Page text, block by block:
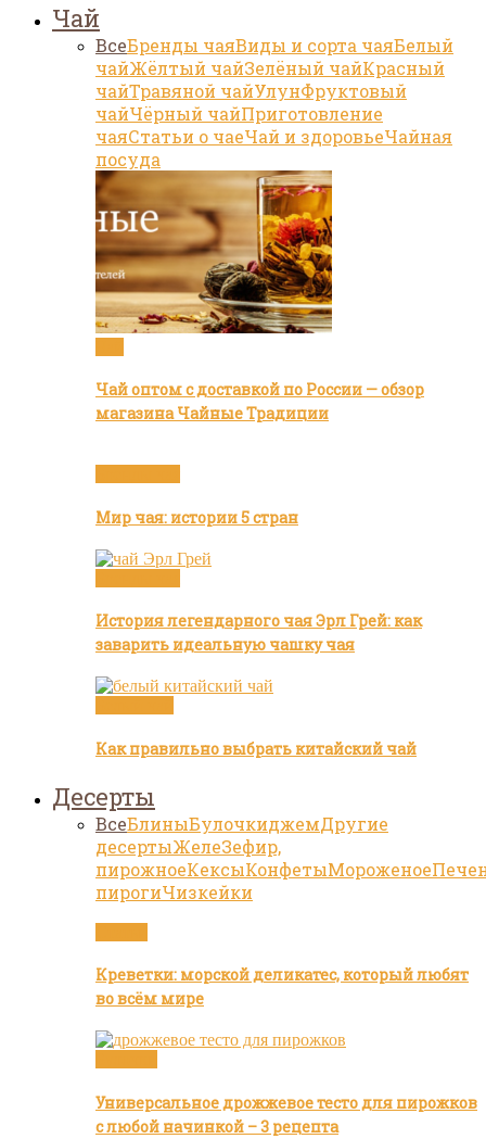
Чай
ВсеБренды чаяВиды и сорта чаяБелый
чайЖёлтый чайЗелёный чайКрасный
чайТравяной чайУлунФруктовый
чайЧёрный чайПриготовление
чаяСтатьи о чаеЧай и здоровьеЧайная
посуда
Чай оптом с доставкой по России — обзор
магазина Чайные Традиции
Мир чая: истории 5 стран
История легендарного чая Эрл Грей: как
заварить идеальную чашку чая
Как правильно выбрать китайский чай
Десерты
ВсеБлиныБулочкиджемДругие
десертыЖелеЗефир,
пирожноеКексыКонфетыМороженое
пирогиЧизкейки
Креветки: морской деликатес, который любят
во всём мире
Универсальное дрожжевое тесто для пирожков
с любой начинкой – 3 рецепта